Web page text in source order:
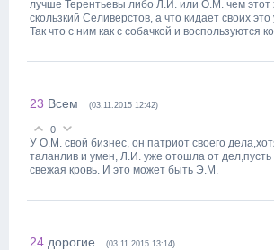
лучше Терентьевы либо Л.И. или О.М. чем этот
скользкий Селиверстов, а что кидает своих
Так что с ним как с собачкой и воспользуются
23 Всем (03.11.2015 12:42)
0
У О.М. свой бизнес, он патриот своего
таланлив и умен, Л.И. уже отошла от
свежая кровь. И это может быть Э.М.
24 дорогие (03.11.2015 13:14)